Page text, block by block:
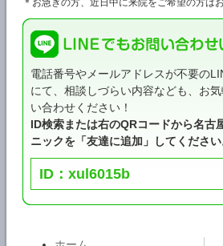
＊お急ぎの方、近日中に来院をご希望の方は
電話番号やメールアドレスが不要の
にて、相談しづらい内容なども、お
い合わせください！
ID検索または右のQRコードから名古
ニックを「友達に追加」してください
ID：xul6015b